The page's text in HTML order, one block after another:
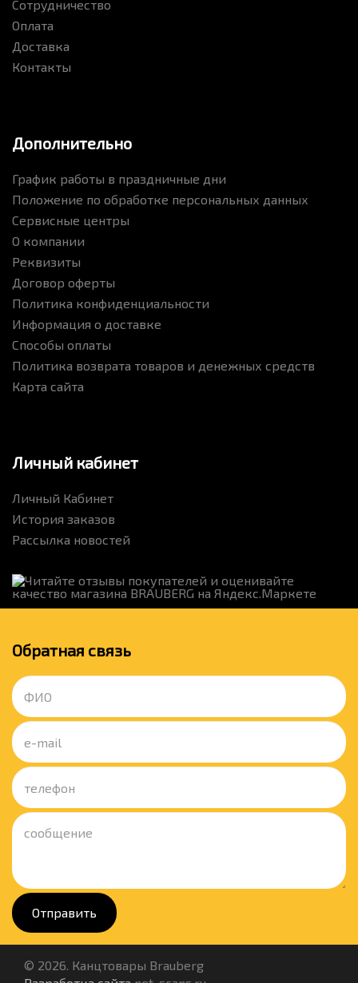
Сотрудничество
Оплата
Доставка
Контакты
Дополнительно
График работы в праздничные дни
Положение по обработке персональных данных
Сервисные центры
О компании
Реквизиты
Договор оферты
Политика конфиденциальности
Информация о доставке
Способы оплаты
Политика возврата товаров и денежных средств
Карта сайта
Личный кабинет
Личный Кабинет
История заказов
Рассылка новостей
Обратная связь
Отправить
© 2026. Канцтовары Brauberg